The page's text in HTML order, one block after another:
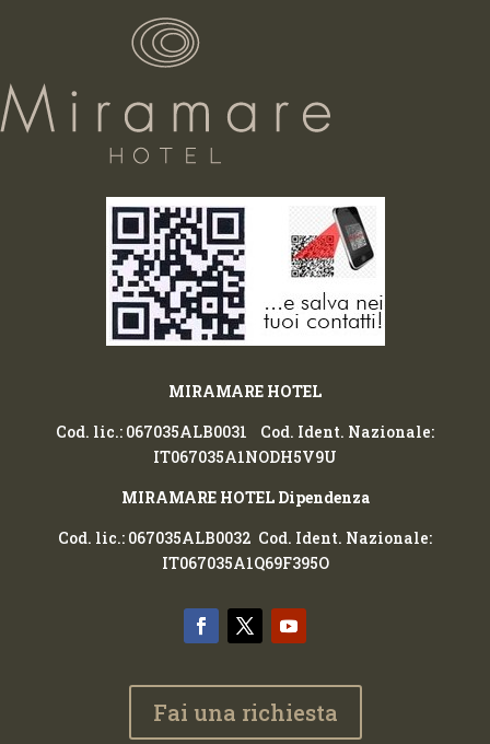
MIRAMARE HOTEL
Cod. lic.: 067035ALB0031 Cod. Ident. Nazionale:
IT067035A1NODH5V9U
MIRAMARE HOTEL Dipendenza
Cod. lic.: 067035ALB0032 Cod. Ident. Nazionale:
IT067035A1Q69F395O
Fai una richiesta